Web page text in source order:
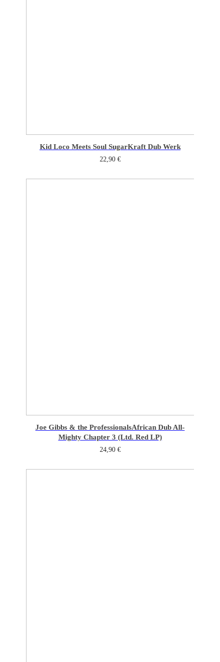
Kid Loco Meets Soul SugarKraft Dub Werk
22,90 €
Joe Gibbs & the ProfessionalsAfrican Dub All-
Mighty Chapter 3 (Ltd. Red LP)
24,90 €